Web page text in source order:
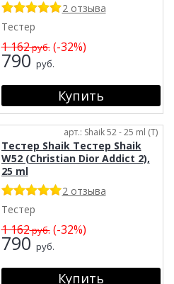
2 отзыва
Тестер
1 162руб.(-32%)
790 руб.
арт.: Shaik 52 - 25 ml (T)
Тестер Shaik Тестер Shaik
W52 (Christian Dior Addict 2),
25 ml
2 отзыва
Тестер
1 162руб.(-32%)
790 руб.